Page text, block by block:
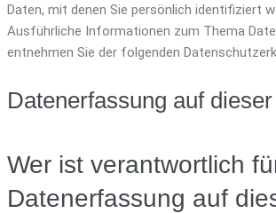
Daten, mit denen Sie persönlich identifiziert
Ausführliche Informationen zum Thema
entnehmen Sie der folgenden
Datenerfassung auf
Wer ist verantwortlich
Datenerfassung auf